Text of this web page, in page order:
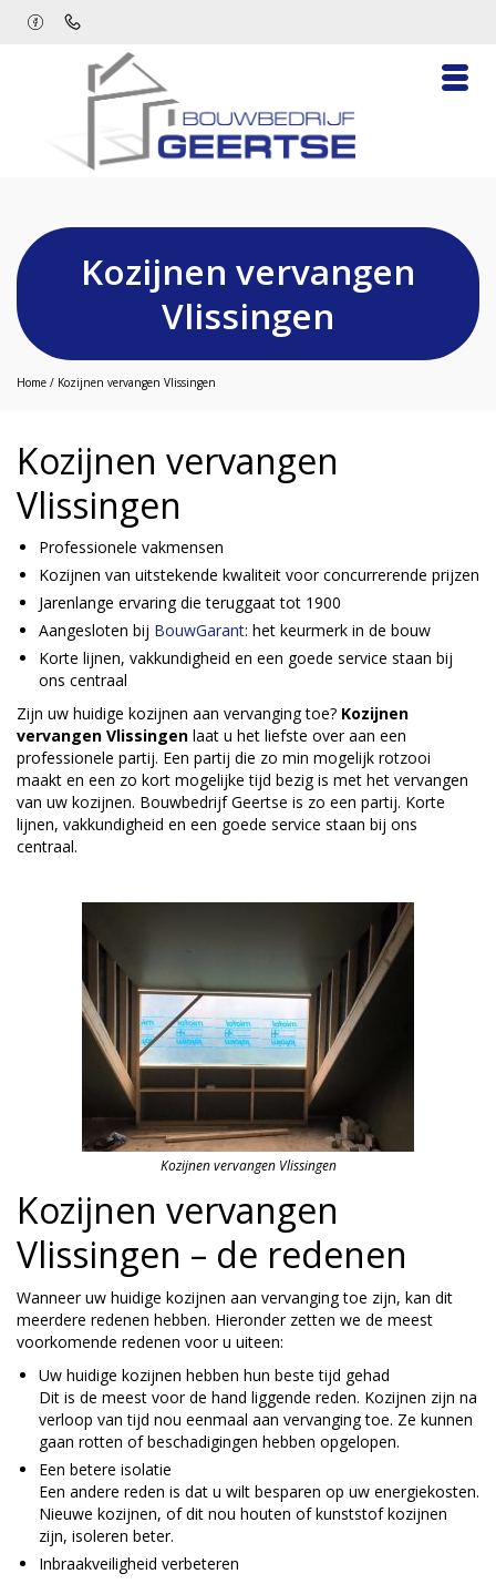
Kozijnen vervangen
Vlissingen
Home / Kozijnen vervangen Vlissingen
Kozijnen vervangen
Vlissingen
Professionele vakmensen
Kozijnen van uitstekende kwaliteit voor concurrerende prijzen
Jarenlange ervaring die teruggaat tot 1900
Aangesloten bij BouwGarant: het keurmerk in de bouw
Korte lijnen, vakkundigheid en een goede service staan bij
ons centraal
Zijn uw huidige kozijnen aan vervanging toe? Kozijnen
vervangen Vlissingen laat u het liefste over aan een
professionele partij. Een partij die zo min mogelijk rotzooi
maakt en een zo kort mogelijke tijd bezig is met het vervangen
van uw kozijnen. Bouwbedrijf Geertse is zo een partij. Korte
lijnen, vakkundigheid en een goede service staan bij ons
centraal.
Kozijnen vervangen Vlissingen
Kozijnen vervangen
Vlissingen – de redenen
Wanneer uw huidige kozijnen aan vervanging toe zijn, kan dit
meerdere redenen hebben. Hieronder zetten we de meest
voorkomende redenen voor u uiteen:
Uw huidige kozijnen hebben hun beste tijd gehad
Dit is de meest voor de hand liggende reden. Kozijnen zijn na
verloop van tijd nou eenmaal aan vervanging toe. Ze kunnen
gaan rotten of beschadigingen hebben opgelopen.
Een betere isolatie
Een andere reden is dat u wilt besparen op uw energiekosten.
Nieuwe kozijnen, of dit nou houten of kunststof kozijnen
zijn, isoleren beter.
Inbraakveiligheid verbeteren